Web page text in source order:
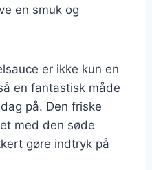
en smuk og
er ikke kun en
en fantastisk måde
på. Den friske
med den søde
gøre indtryk på